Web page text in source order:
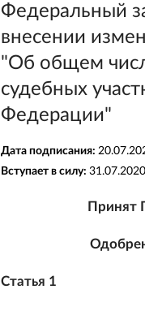
Федеральный
внесении
"Об общем
судебных
Федерации"
Дата подписания:
Вступает в силу: 31.07.2020
Принят
Статья 1